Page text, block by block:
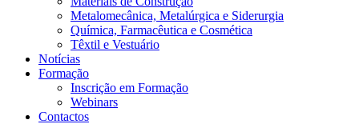
Metalomecânica, Metalúrgica e Siderurgia
Química, Farmacêutica e Cosmética
Têxtil e Vestuário
Notícias
Formação
Inscrição em Formação
Webinars
Contactos